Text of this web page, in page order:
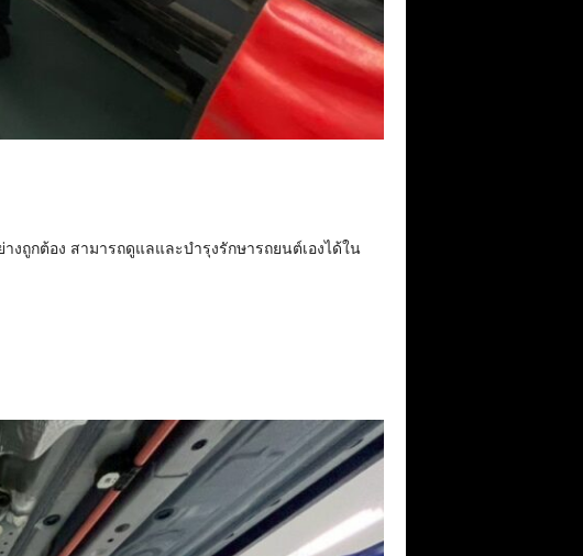
งถูกต้อง สามารถดูแลและบำรุงรักษารถยนต์เองได้ใน